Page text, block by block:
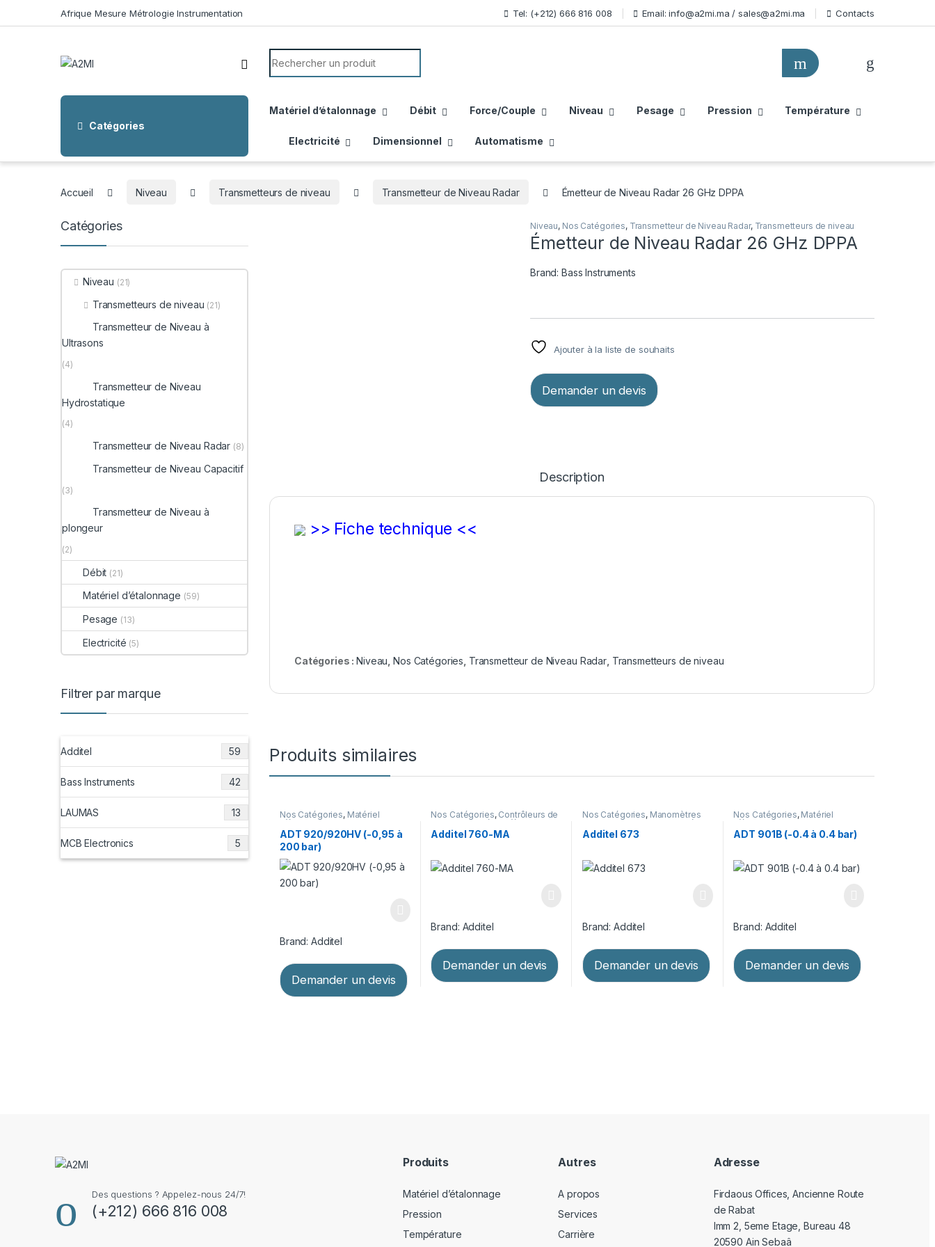
Afrique Mesure Métrologie Instrumentation Tel: (+212) 666 816 008 Email: info@a2mi.ma / sales@a2mi.ma Contacts
Search for:
Catégories
Matériel d’étalonnage Débit Force/Couple Niveau Pesage Pression Température
Electricité Dimensionnel Automatisme
Accueil Niveau Transmetteurs de niveau Transmetteur de Niveau Radar Émetteur de Niveau Radar 26 GHz DPPA
Niveau, Nos Catégories, Transmetteur de Niveau Radar, Transmetteurs de niveau
Émetteur de Niveau Radar 26 GHz DPPA
Brand:Bass Instruments
Ajouter à la liste de souhaits
Demander un devis
Description
>> Fiche technique <<
Catégories :Niveau,Nos Catégories, Transmetteur de Niveau Radar, Transmetteurs de niveau
Produits similaires
Nos Catégories, Matériel
d’étalonnage
pneumatiques
ADT 920/920HV (-0,95 à
200 bar)
Brand:Additel
Demander un devis
Nos Catégories, Contrôleurs de
,Matériel d’étalonnage
Additel 760-MA
Brand: Additel
Demander un devis
Nos Catégories, Manomètres
digitaux de calibration
Matériel
d’étalonnage
Additel 673
Brand:Additel
Demander un devis
Nos Catégories, Matériel
d’étalonnage
pneumatiques
ADT 901B (-0.4 à 0.4 bar)
Brand: Additel
Demander un devis
Catégories
Niveau (21)
Transmetteurs de niveau (21)
Transmetteur de Niveau à
Ultrasons
(4)
Transmetteur de Niveau
Hydrostatique
(4)
Transmetteur de Niveau Radar (8)
Transmetteur de Niveau Capacitif
(3)
Transmetteur de Niveau à
plongeur
(2)
Débit (21)
Matériel d’étalonnage (59)
Pesage (13)
Electricité (5)
Filtrer par marque
Additel 59
Bass Instruments 42
LAUMAS 13
MCB Electronics 5
Des questions ? Appelez-nous 24/7!
(+212) 666 816 008
Produits
Matériel d’étalonnage
Pression
Température
Autres
A propos
Services
Carrière
Adresse
Firdaous Offices, Ancienne Route
de Rabat
Imm 2, 5eme Etage, Bureau 48
20590 Ain Sebaâ